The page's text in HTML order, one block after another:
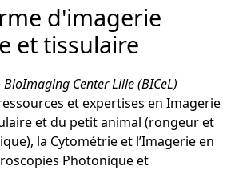
d'imagerie
et tissulaire
BioImaging Center Lille (BICeL)
et expertises en Imagerie
et du petit animal (rongeur et
la Cytométrie et l’Imagerie en
Photonique et